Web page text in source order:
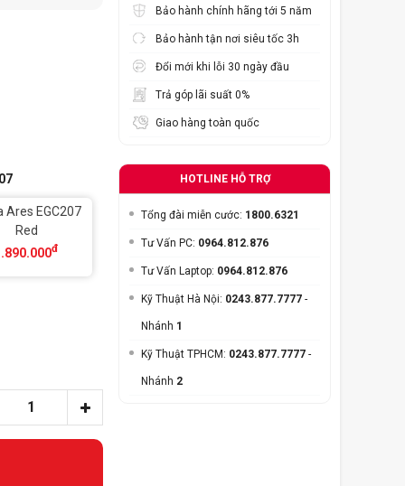
Ares EGC207
Red
đ
Bảo hành chính hãng tới 5 năm
Bảo hành tận nơi siêu tốc 3h
Đổi mới khi lỗi 30 ngày đầu
Trả góp lãi suất 0%
Giao hàng toàn quốc
HOTLINE HỖ TRỢ
Tổng đài miễn cước: 1800.6321
Tư Vấn PC: 0964.812.876
Tư Vấn Laptop: 0964.812.876
Kỹ Thuật Hà Nội: 0243.877.7777 -
Nhánh 1
Kỹ Thuật TPHCM: 0243.877.7777 -
Nhánh 2